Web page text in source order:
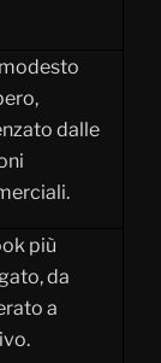
dalle
più
da
a